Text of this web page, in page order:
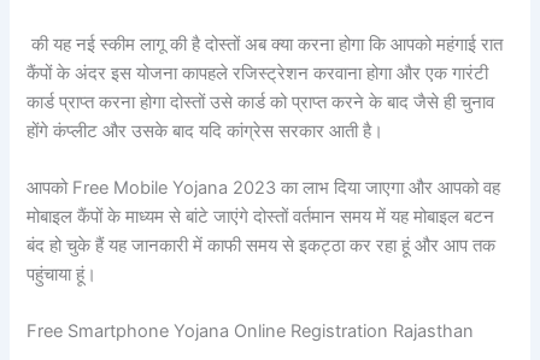
की यह नई स्कीम लागू की है दोस्तों अब क्या करना होगा कि आपको महंगाई रात
कैंपों के अंदर इस योजना कापहले रजिस्ट्रेशन करवाना होगा और एक गारंटी
कार्ड प्राप्त करना होगा दोस्तों उसे कार्ड को प्राप्त करने के बाद जैसे ही चुनाव
होंगे कंप्लीट और उसके बाद यदि कांग्रेस सरकार आती है।
आपको Free Mobile Yojana 2023 का लाभ दिया जाएगा और आपको वह
मोबाइल कैंपों के माध्यम से बांटे जाएंगे दोस्तों वर्तमान समय में यह मोबाइल बटन
बंद हो चुके हैं यह जानकारी में काफी समय से इकट्ठा कर रहा हूं और आप तक
पहुंचाया हूं।
Free Smartphone Yojana Online Registration Rajasthan